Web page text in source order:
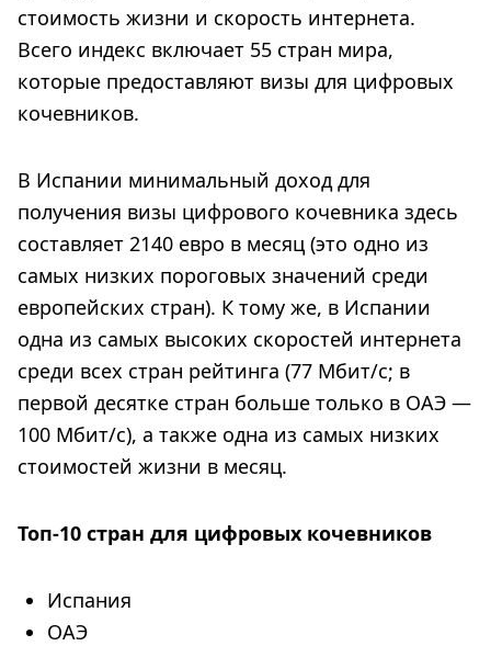
стоимость жизни и скорость интернета.
Всего индекс включает 55 стран мира,
которые предоставляют визы для цифровых
кочевников.
В Испании минимальный доход для
получения визы цифрового кочевника здесь
составляет 2140 евро в месяц (это одно из
самых низких пороговых значений среди
европейских стран). К тому же, в Испании
одна из самых высоких скоростей интернета
среди всех стран рейтинга (77 Мбит/с; в
первой десятке стран больше только в ОАЭ —
100 Мбит/с), а также одна из самых низких
стоимостей жизни в месяц.
Топ-10 стран для цифровых кочевников
Испания
ОАЭ